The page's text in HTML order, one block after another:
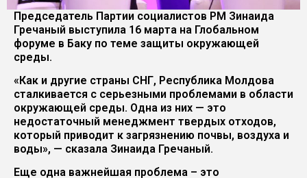
Председатель Партии социалистов РМ Зинаида
Гречаный выступила 16 марта на Глобальном
форуме в Баку по теме защиты окружающей
среды.
«Как и другие страны СНГ, Республика Молдова
сталкивается с серьезными проблемами в области
окружающей среды. Одна из них — это
недостаточный менеджмент твердых отходов,
который приводит к загрязнению почвы, воздуха и
воды», — сказала Зинаида Гречаный.
Еще одна важнейшая проблема – это